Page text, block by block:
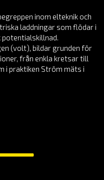
inom elteknik och
laddningar som flödar i
potentialskillnad.
(volt), bildar grunden för
från enkla kretsar till
i praktiken Ström mäts i